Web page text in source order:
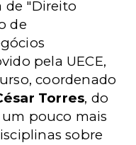
de "Direito
de
pela UECE,
coordenado
Torres, do
um pouco mais
sobre